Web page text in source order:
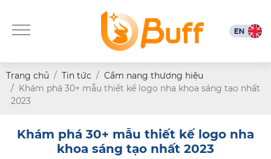
Trang chủ Tin tức
Cẩm nang thương hiệu
Khám phá 30+ mẫu thiết kế logo nha khoa sáng tạo nhất
2023
Khám phá 30+ mẫu thiết kế logo nha
khoa sáng tạo nhất 2023